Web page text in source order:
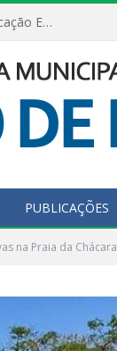
Inteligência Artificial e Tecnologia Assistiva: Inovando a Educação Especial e Inclusiva
PUBLICAÇÕES
na Praia da Chácara